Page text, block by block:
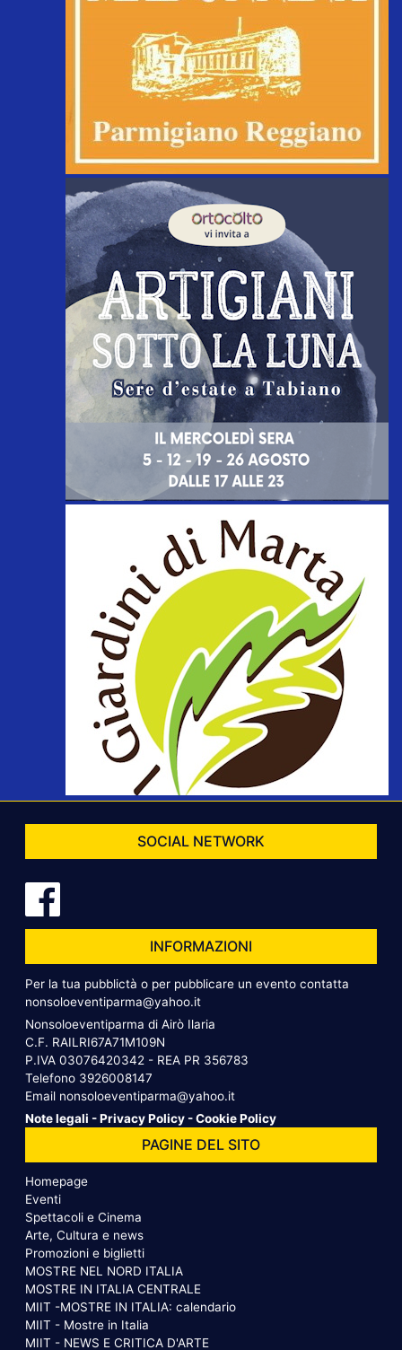
SOCIAL NETWORK
INFORMAZIONI
Per la tua pubblictà o per pubblicare un evento contatta
nonsoloeventiparma@yahoo.it
Nonsoloeventiparma di Airò Ilaria
C.F. RAILRI67A71M109N
P.IVA 03076420342 - REA PR 356783
Telefono 3926008147
Email nonsoloeventiparma@yahoo.it
Note legali -Privacy Policy -Cookie Policy
PAGINE DEL SITO
Homepage
Eventi
Spettacoli e Cinema
Arte, Cultura e news
Promozioni e biglietti
MOSTRE NEL NORD ITALIA
MOSTRE IN ITALIA CENTRALE
MIIT -MOSTRE IN ITALIA: calendario
MIIT - Mostre in Italia
MIIT - NEWS E CRITICA D'ARTE